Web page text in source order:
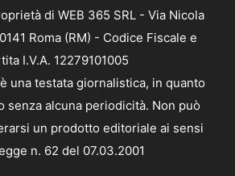
di WEB 365 SRL - Via Nicola
Roma (RM) - Codice Fiscale e
I.V.A. 12279101005
una testata giornalistica, in quanto
senza alcuna periodicità. Non può
un prodotto editoriale ai sensi
n. 62 del 07.03.2001